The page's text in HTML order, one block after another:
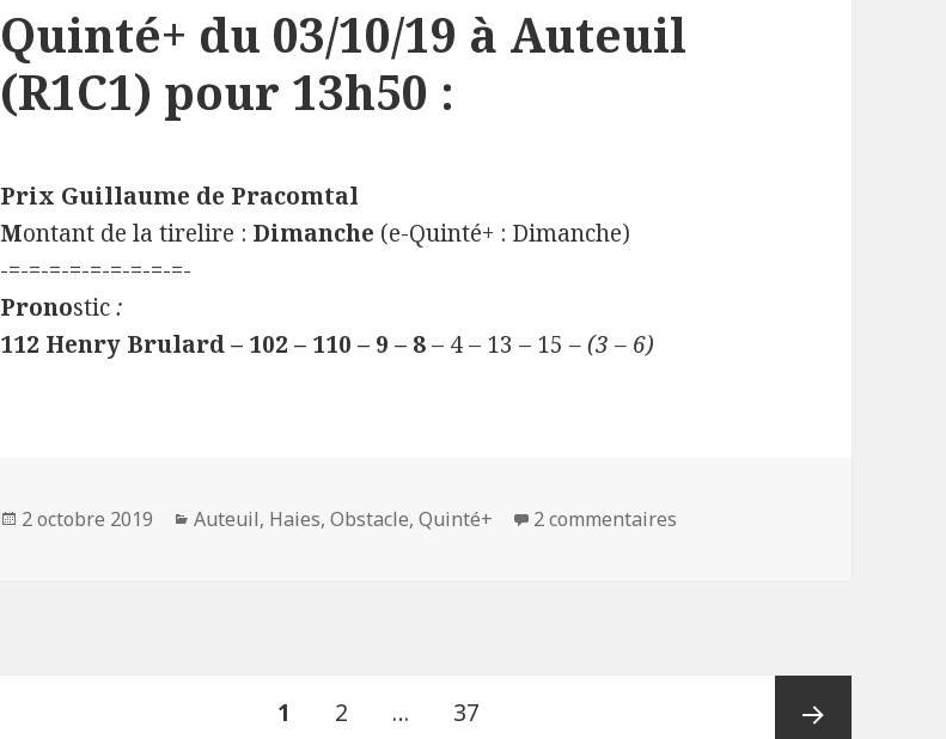
Quinté+ du 03/10/19 à Auteuil
(R1C1) pour 13h50 :
Prix Guillaume de Pracomtal
Montant de la tirelire : Dimanche (e-Quinté+ : Dimanche)
-=-=-=-=-=-=-=-=-=-
Pronostic:
112 Henry Brulard – 102 – 110 – 9 – 8– 4 – 13 – 15 – (3 – 6)
Publié
2 octobre 2019 Catégories
Auteuil, Haies,Obstacle,Quinté+ 2 commentaires
PAGE
1 Page
2 … Page
37